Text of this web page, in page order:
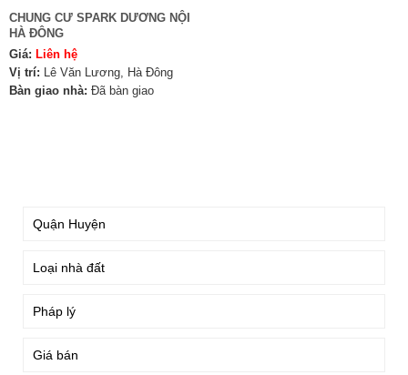
CHUNG CƯ SPARK DƯƠNG NỘI
HÀ ĐÔNG
Giá: Liên hệ
Vị trí: Lê Văn Lương, Hà Đông
Bàn giao nhà: Đã bàn giao